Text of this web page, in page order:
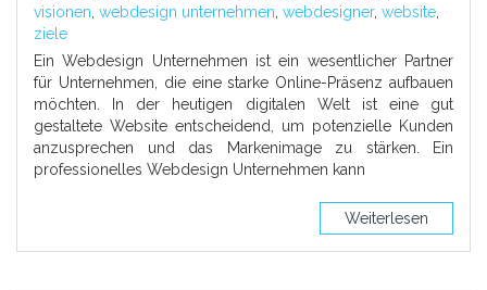
visionen webdesign unternehmen webdesigner, website
ziele
Ein Webdesign Unternehmen ist ein wesentlicher Partner
für Unternehmen, die eine starke Online-Präsenz aufbauen
möchten. In der heutigen digitalen Welt ist eine gut
gestaltete Website entscheidend, um potenzielle Kunden
anzusprechen und das Markenimage zu stärken. Ein
professionelles Webdesign Unternehmen kann
Weiterlesen